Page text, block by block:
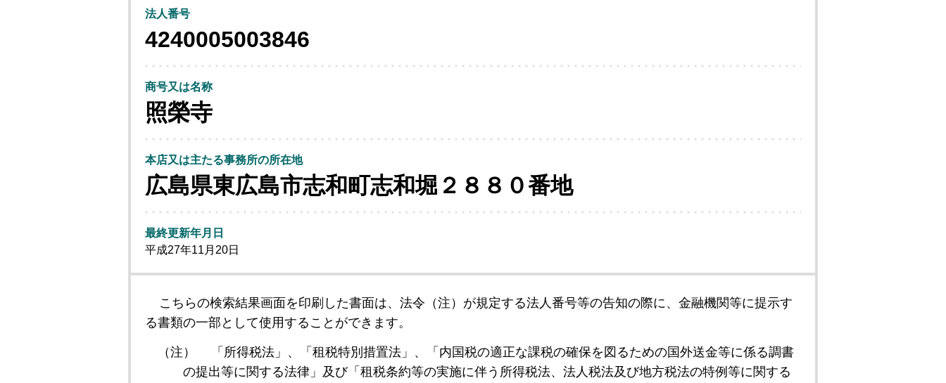
法人番号
4240005003846
商号又は名称
照榮寺
本店又は主たる事務所の所在地
広島県東広島市志和町志和堀２８８０番地
最終更新年月日
平成27年11月20日
こちらの検索結果画面を印刷した書面は、法令（注）が規定する法人番号等の告知の際に、金融機関等に提示す
る書類の一部として使用することができます。
（注）
「所得税法」、「租税特別措置法」、「内国税の適正な課税の確保を図るための国外送金等に係る調書
の提出等に関する法律」及び「租税条約等の実施に伴う所得税法、法人税法及び地方税法の特例等に関する